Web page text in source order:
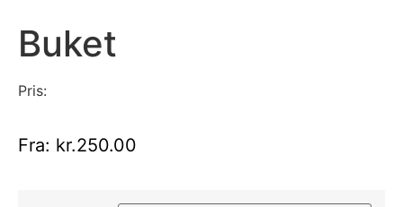
Buket
Pris:
Fra: kr.250.00